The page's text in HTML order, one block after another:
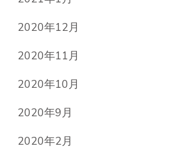
2020年12月
2020年11月
2020年10月
2020年9月
2020年2月